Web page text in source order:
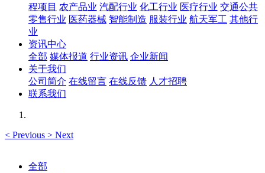
程项目 农产品业 汽配行业 化工行业 医疗行业 交通公共
零售行业 医药器械 智能制造 服装行业 航天军工 其他行
业
资讯中心
全部 媒体报道 行业资讯 企业新闻
关于我们
公司简介 在线留言 在线反馈 人才招聘
联系我们
< Previous > Next
全部